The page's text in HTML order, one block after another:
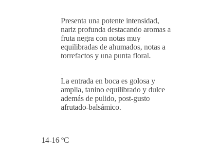
Presenta una potente intensidad,
nariz profunda destacando aromas a
fruta negra con notas muy
equilibradas de ahumados, notas a
torrefactos y una punta floral.
La entrada en boca es golosa y
amplia, tanino equilibrado y dulce
además de pulido, post-gusto
afrutado-balsámico.
14-16 ºC